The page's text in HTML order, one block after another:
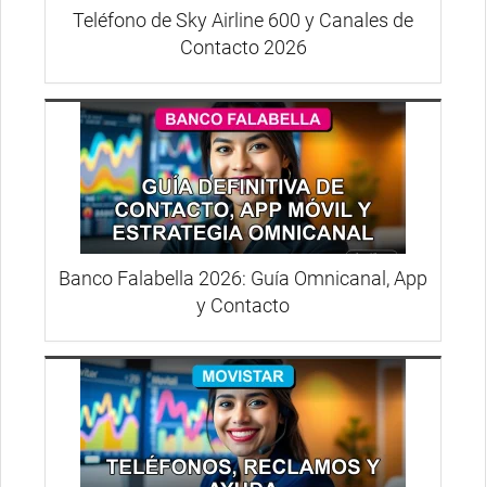
Teléfono de Sky Airline 600 y Canales de
Contacto 2026
Banco Falabella 2026: Guía Omnicanal, App
y Contacto